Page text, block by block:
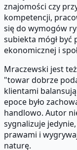
znajomości czy
kompetencji,
się do wymogów
subiekta mógł
ekonomicznej i
Mraczewski jest
"towar dobrze
klientami
epoce było
handlowo. Autor
sygnalizuje
prawami i
naturę.